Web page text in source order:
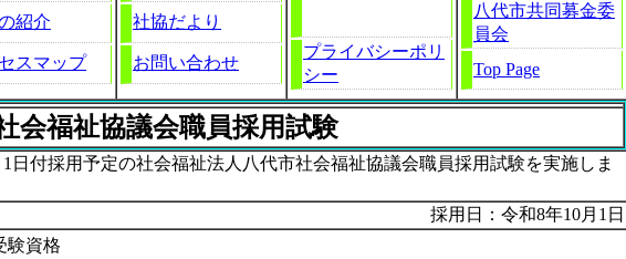
紹介
スマップ
社協だより
お問い合わせ
プライバシーポリ
シー
八代市共同募金委
員会
Top Page
会福祉協議会職員採用試験
付採用予定の社会福祉法人八代市社会福祉協議会職員採用試験を実施しま
採用日：令和8年10月1日
験資格